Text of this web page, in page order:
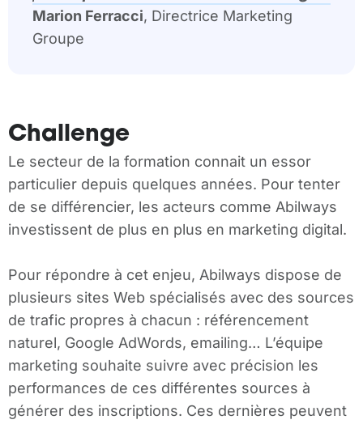
Marion Ferracci, Directrice Marketing
Groupe
Challenge
Le secteur de la formation connait un essor
particulier depuis quelques années. Pour tenter
de se différencier, les acteurs comme Abilways
investissent de plus en plus en marketing digital.
Pour répondre à cet enjeu, Abilways dispose de
plusieurs sites Web spécialisés avec des sources
de trafic propres à chacun : référencement
naturel, Google AdWords, emailing… L’équipe
marketing souhaite suivre avec précision les
performances de ces différentes sources à
générer des inscriptions. Ces dernières peuvent